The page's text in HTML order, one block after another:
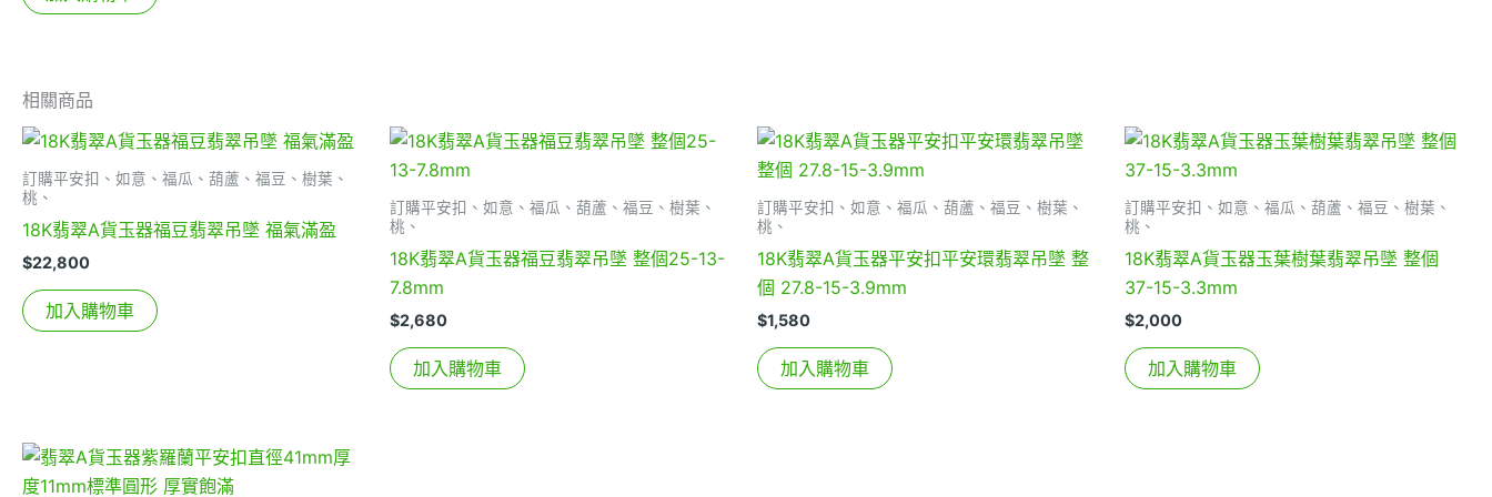
相關商品
訂購平安扣、如意、福瓜、葫蘆、福豆、樹葉、
桃、
18K翡翠A貨玉器福豆翡翠吊墜 福氣滿盈
$22,800
加入購物車
訂購平安扣、如意、福瓜、葫蘆、福豆、樹葉、
桃、
18K翡翠A貨玉器福豆翡翠吊墜 整個25-13-
7.8mm
$2,680
加入購物車
訂購平安扣、如意、福瓜、葫蘆、福豆、樹葉、
桃、
18K翡翠A貨玉器平安扣平安環翡翠吊墜 整
個 27.8-15-3.9mm
$1,580
加入購物車
訂購平安扣、如意、福瓜、葫蘆、福豆、樹葉、
桃、
18K翡翠A貨玉器玉葉樹葉翡翠吊墜 整個
37-15-3.3mm
$2,000
加入購物車